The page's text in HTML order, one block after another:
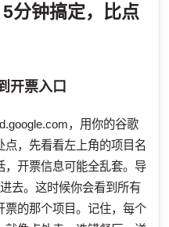
分钟搞定，比点
开票入口
，用你的谷歌
，先看看左上角的项目名
开票信息可能全乱套。导
去。这时候你会看到所有
票的那个项目。记住，每个